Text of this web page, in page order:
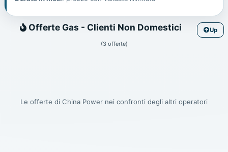
Gas
Offerte Gas - Clienti Non Domestici
Up
(3 offerte)
Le offerte di China Power nei confronti degli altri operatori